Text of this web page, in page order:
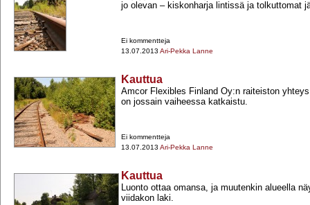
jo olevan – kiskonharja lintissä ja tolkuttomat
Ei kommentteja
13.07.2013 Ari-Pekka Lanne
Kauttua
Amcor Flexibles Finland Oy:n raiteiston
on jossain vaiheessa katkaistu.
Ei kommentteja
13.07.2013 Ari-Pekka Lanne
Kauttua
Luonto ottaa omansa, ja muutenkin alueella
viidakon laki.